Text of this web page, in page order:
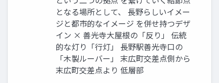
となる場所として、 ⻑野らしいイメー
ジと都市的なイメージ を併せ持つデザ
イン × 善光寺大屋根の「反り」 伝統
的な灯り「行灯」 ⻑野駅善光寺⼝の
「木製ルーバー」 末広町交差点側から
末広町交差点より 低層部